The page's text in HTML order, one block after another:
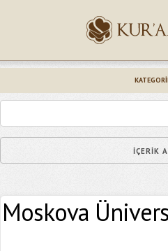
Moskova
Epostanız (*)
Yaşadığınız Hatanın Ayrıntıları